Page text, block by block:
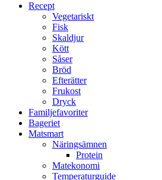
sökfältRecept
Vegetariskt
Fisk
Skaldjur
Kött
Såser
Bröd
Efterätter
Frukost
Dryck
Familjefavoriter
Bageriet
Matsmart
Näringsämnen
Protein
Matekonomi
Temperaturguide